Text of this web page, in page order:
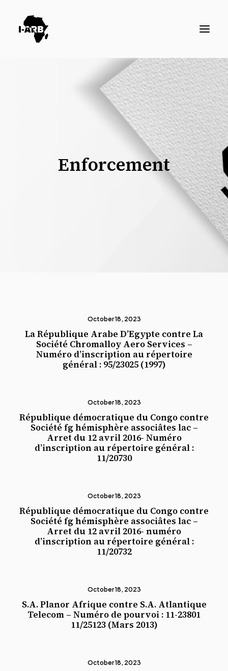
Enforcement
October 18, 2023
La République Arabe D’Egypte contre La
Société Chromalloy Aero Services –
Numéro d’inscription au répertoire
général : 95/23025 (1997)
October 18, 2023
République démocratique du Congo contre
Société fg hémisphère associâtes lac –
Arret du 12 avril 2016- Numéro
d’inscription au répertoire général :
11/20730
October 18, 2023
République démocratique du Congo contre
Société fg hémisphère associâtes lac –
Arret du 12 avril 2016- numéro
d’inscription au répertoire général :
11/20732
October 18, 2023
S.A. Planor Afrique contre S.A. Atlantique
Telecom – Numéro de pourvoi : 11-23801
11/25123 (Mars 2013)
October 18, 2023